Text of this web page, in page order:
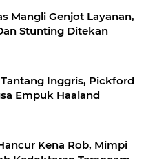
Mangli Genjot Layanan,
Stunting Ditekan
Inggris, Pickford
Empuk Haaland
Kena Rob, Mimpi